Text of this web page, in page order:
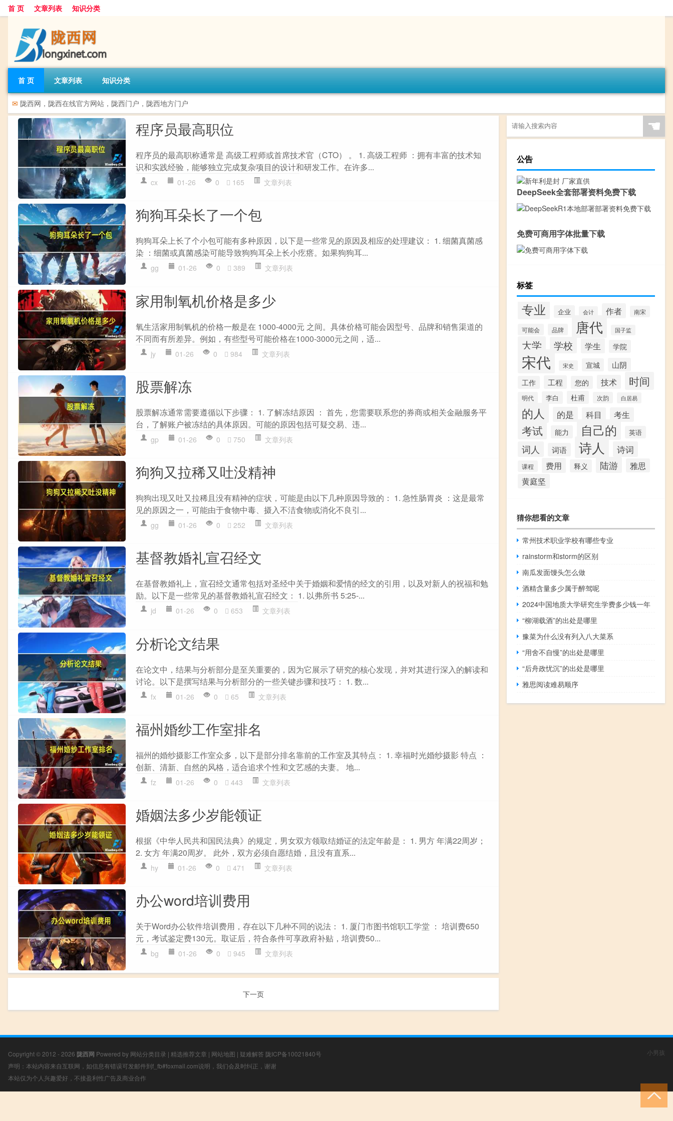
首 页 文章列表 知识分类
首 页 文章列表 知识分类
✉ 陇西网，陇西在线官方网站，陇西门户，陇西地方门户
程序员最高职位
程序员的最高职称通常是 高级工程师或首席技术官（CTO） 。 1. 高级工程师 ：拥有丰富的技术知
识和实践经验，能够独立完成复杂项目的设计和研发工作。在许多...
cx 01-26 0 165 文章列表
狗狗耳朵长了一个包
狗狗耳朵上长了个小包可能有多种原因，以下是一些常见的原因及相应的处理建议： 1. 细菌真菌感
染 ：细菌或真菌感染可能导致狗狗耳朵上长小疙瘩。如果狗狗耳...
gg 01-26 0 389 文章列表
家用制氧机价格是多少
氧生活家用制氧机的价格一般是在 1000-4000元 之间。具体价格可能会因型号、品牌和销售渠道的
不同而有所差异。例如，有些型号可能价格在1000-3000元之间，适...
jy 01-26 0 984 文章列表
股票解冻
股票解冻通常需要遵循以下步骤： 1. 了解冻结原因 ： 首先，您需要联系您的券商或相关金融服务平
台，了解账户被冻结的具体原因。可能的原因包括可疑交易、违...
gp 01-26 0 750 文章列表
狗狗又拉稀又吐没精神
狗狗出现又吐又拉稀且没有精神的症状，可能是由以下几种原因导致的： 1. 急性肠胃炎 ：这是最常
见的原因之一，可能由于食物中毒、摄入不洁食物或消化不良引...
gg 01-26 0 252 文章列表
基督教婚礼宣召经文
在基督教婚礼上，宣召经文通常包括对圣经中关于婚姻和爱情的经文的引用，以及对新人的祝福和勉
励。以下是一些常见的基督教婚礼宣召经文： 1. 以弗所书 5:25-...
jd 01-26 0 653 文章列表
分析论文结果
在论文中，结果与分析部分是至关重要的，因为它展示了研究的核心发现，并对其进行深入的解读和
讨论。以下是撰写结果与分析部分的一些关键步骤和技巧： 1. 数...
fx 01-26 0 65 文章列表
福州婚纱工作室排名
福州的婚纱摄影工作室众多，以下是部分排名靠前的工作室及其特点： 1. 幸福时光婚纱摄影 特点 ：
创新、清新、自然的风格，适合追求个性和文艺感的夫妻。 地...
fz 01-26 0 443 文章列表
婚姻法多少岁能领证
根据《中华人民共和国民法典》的规定，男女双方领取结婚证的法定年龄是： 1. 男方 年满22周岁；
2. 女方 年满20周岁。 此外，双方必须自愿结婚，且没有直系...
hy 01-26 0 471 文章列表
办公word培训费用
关于Word办公软件培训费用，存在以下几种不同的说法： 1. 厦门市图书馆职工学堂 ： 培训费650
元，考试鉴定费130元。取证后，符合条件可享政府补贴，培训费50...
bg 01-26 0 945 文章列表
下一页
☚
公告
DeepSeek全套部署资料免费下载
免费可商用字体批量下载
标签
专业 企业 会计 作者 南宋
可能会 品牌 唐代 国子监
大学 学校 学生 学院
宋代 宋史 宣城 山阴
工作 工程 您的 技术 时间
明代 李白 杜甫 次韵 白居易
的人 的是 科目 考生
考试 能力 自己的 英语
词人 词语 诗人 诗词
课程 费用 释义 陆游 雅思
黄庭坚
猜你想看的文章
常州技术职业学校有哪些专业
rainstorm和storm的区别
南瓜发面馒头怎么做
酒精含量多少属于醉驾呢
2024中国地质大学研究生学费多少钱一年
“柳湖载酒”的出处是哪里
豫菜为什么没有列入八大菜系
“用舍不自慢”的出处是哪里
“后舟政忧沉”的出处是哪里
雅思阅读难易顺序
Copyright © 2012 - 2026 陇西网 Powered by 网站分类目录 | 精选推荐文章 | 网站地图 | 疑难解答 陇ICP备10021840号
声明：本站内容来自互联网，如信息有错误可发邮件到f_fb#foxmail.com说明，我们会及时纠正，谢谢
本站仅为个人兴趣爱好，不接盈利性广告及商业合作
小男孩